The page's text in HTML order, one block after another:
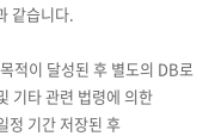
같습니다.
적이 달성된 후 별도의 DB로
기타 관련 법령에 의한
정 기간 저장된 후